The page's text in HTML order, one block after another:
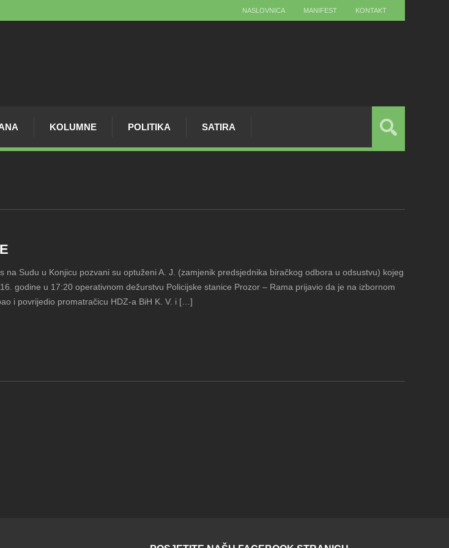
NASLOVNICA MANIFEST KONTAKT
KOLUMNE POLITIKA SATIRA
na Sudu u Konjicu pozvani su optuženi A. J. (zamjenik predsjednika biračkog odbora u odsustvu) kojeg
godine u 17:20 operativnom dežurstvu Policijske stanice Prozor – Rama prijavio da je na izbornom
i povrijedio promatračicu HDZ-a BiH K. V. i […]